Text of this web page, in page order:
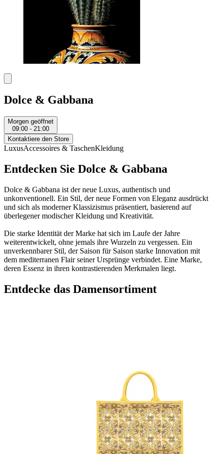
Dolce & Gabbana
Morgen geöffnet
09:00 - 21:00
Kontaktiere den Store
LuxusAccessoires & TaschenKleidung
Entdecken Sie Dolce & Gabbana
Dolce & Gabbana ist der neue Luxus, authentisch und
unkonventionell. Ein Stil, der neue Formen von Eleganz ausdrückt
und sich als moderner Klassizismus präsentiert, basierend auf
überlegener modischer Kleidung und Kreativität.
Die starke Identität der Marke hat sich im Laufe der Jahre
weiterentwickelt, ohne jemals ihre Wurzeln zu vergessen. Ein
unverkennbarer Stil, der Saison für Saison starke Innovation mit
dem mediterranen Flair seiner Ursprünge verbindet. Eine Marke,
deren Essenz in ihren kontrastierenden Merkmalen liegt.
Entdecke das Damensortiment